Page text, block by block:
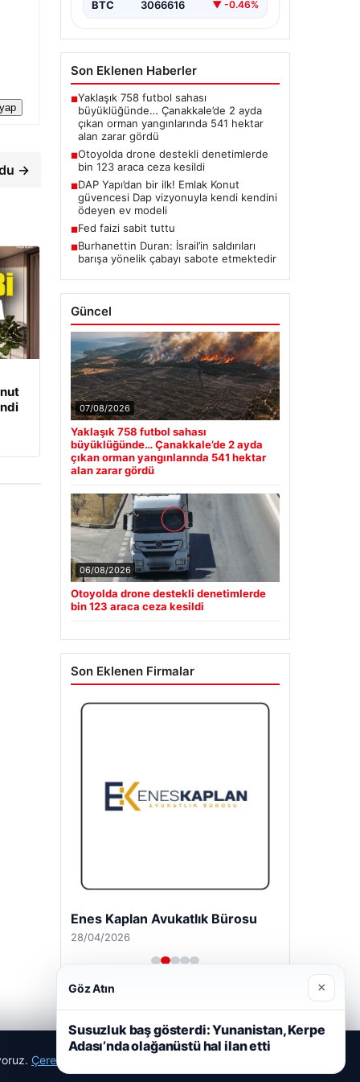
→
BTC 3066616 ▼ -0.46%
Son Eklenen Haberler
■Yaklaşık 758 futbol sahası
büyüklüğünde… Çanakkale’de 2 ayda
çıkan orman yangınlarında 541 hektar
alan zarar gördü
■Otoyolda drone destekli denetimlerde
bin 123 araca ceza kesildi
■DAP Yapı’dan bir ilk! Emlak Konut
güvencesi Dap vizyonuyla kendi kendini
ödeyen ev modeli
■Fed faizi sabit tuttu
■Burhanettin Duran: İsrail’in saldırıları
barışa yönelik çabayı sabote etmektedir
Güncel
07/08/2026
Yaklaşık 758 futbol sahası
büyüklüğünde… Çanakkale’de 2 ayda
çıkan orman yangınlarında 541 hektar
alan zarar gördü
06/08/2026
Otoyolda drone destekli denetimlerde
bin 123 araca ceza kesildi
Son Eklenen Firmalar
Enes Kaplan Avukatlık Bürosu
28/04/2026
Çerez Politikamız
Göz Atın ×
Susuzluk baş gösterdi: Yunanistan, Kerpe
Adası’nda olağanüstü hal ilan etti